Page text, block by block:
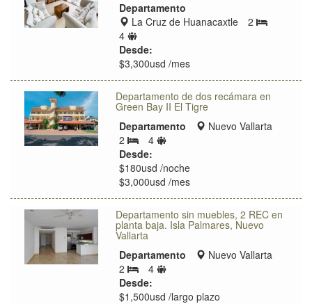
Departamento
Zona
de
ubicación
La Cruz de Huanacaxtle 2 Bedrooms
4
Límite
de
huéspedes
Desde:
$3,300usd /mes
Departamento de dos recámara en
Green Bay II El Tigre
Departamento
Zona
Nuevo Vallarta
2
Bedrooms
4
Límite
huéspedes
Desde:
$180usd /noche
$3,000usd /mes
Departamento sin muebles, 2 REC en
planta baja. Isla Palmares, Nuevo
Vallarta
Departamento
Zona
Nuevo Vallarta
2
Bedrooms
4
Límite
huéspedes
Desde:
$1,500usd /largo plazo